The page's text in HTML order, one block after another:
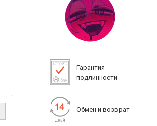
Гарантия
подлинности
Обмен и возврат